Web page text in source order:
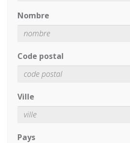
Nombre
Code postal
Ville
Pays